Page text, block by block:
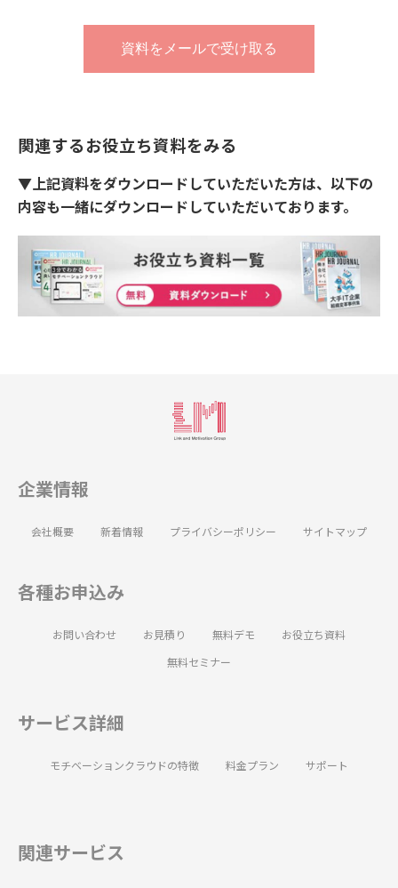
関連するお役立ち資料をみる
▼上記資料をダウンロードしていただいた方は、以下の
内容も一緒にダウンロードしていただいております。
企業情報
会社概要 新着情報 プライバシーポリシー サイトマップ
各種お申込み
お問い合わせ お見積り 無料デモ
お役立ち資料
無料セミナー
サービス詳細
モチベーションクラウドの特徴 料金プラン サポート
関連サービス